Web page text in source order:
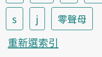
s
j
零聲母
重新選索引